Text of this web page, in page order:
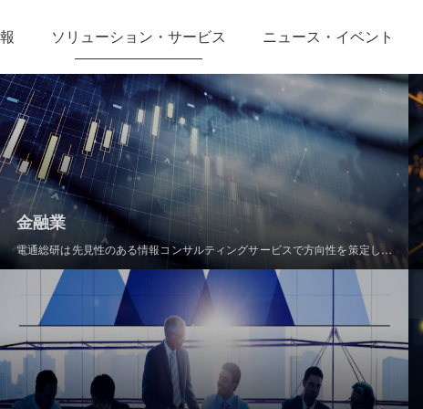
ソリューション・サービス ニュース・イベント
金融業
電通総研は先見性のある情報コンサルティングサービスで方向性を策定し、
銀行、リースおよびフィンテック企業に安全でコンプライアンスに準拠した
革新的な技術支援を提供します。専門性の高いITサービスにより、高負荷取
引システムと高度なリスクコントロールモデルを構築し、厳格な規制の下で
もビジネスの柔軟性とデータ駆動型のインテリジェントな意思決定を実現し
ます。